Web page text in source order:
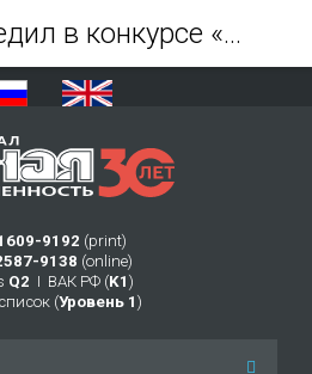
9192 (print)
9138 (online)
Q2 Ι ВАК РФ (K1 )
(Уровень 1 )
Лукойл победил в конкурсе «Лучший поставщик» одной из ведущих сталелитейных компаний мира - Журнал Горная промышленность